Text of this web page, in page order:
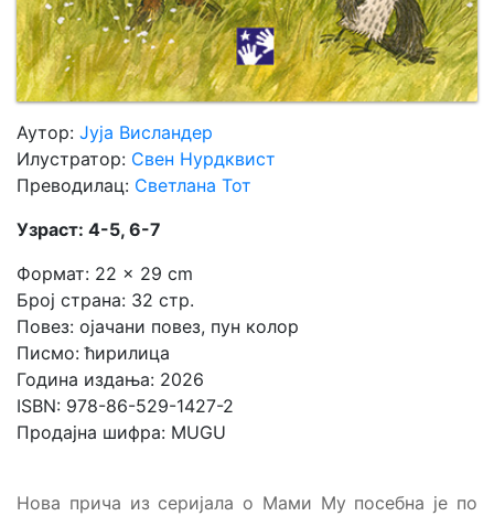
Аутор: Јуја Висландер
Илустратор: Свен Нурдквист
Преводилац: Светлана Тот
Узраст: 4-5, 6-7
Формат: 22 × 29 cm
Број страна: 32 стр.
Повез: ојачани повез, пун колор
Писмо: ћирилица
Година издања: 2026
ISBN: 978-86-529-1427-2
Продајна шифра: MUGU
Нова прича из серијала о Мами Му посебна је по